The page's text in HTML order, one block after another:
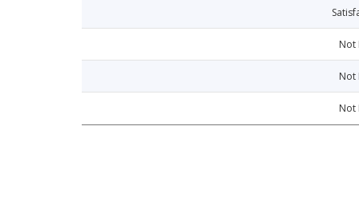
Not
Not
Not